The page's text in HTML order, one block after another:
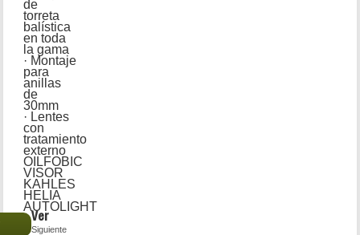
de
torreta
balística
en toda
la gama
· Montaje
para
anillas
de
30mm
· Lentes
con
tratamiento
externo
OILFOBIC
VISOR
KAHLES
HELIA
AUTOLIGHT
Ver
Siguiente